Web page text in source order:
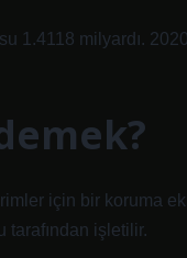
1.4118 milyardı.
için bir koruma
tarafından işletilir.